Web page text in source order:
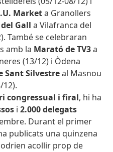
Marketa Granollers
del Galla Vilafranca del
També se celebraran
amb la Marató de TV3a
(13/12) i Òdena
Sant Silvestreal Masnou
12).
congressual i firal, hi ha
i2.000delegats
Durant el primer
publicats una quinzena
acollir prop de